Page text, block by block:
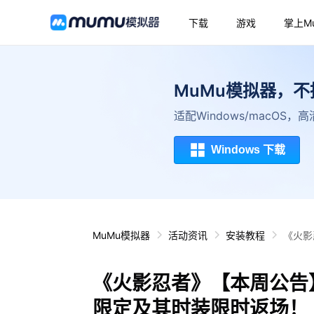
下载 游戏 掌上
MuMu模拟器，不
适配Windows/macOS，高
Windows 下载
MuMu模拟器 活动资讯 安装教程 《火
《火影忍者》【本周公
限定及其时装限时返场！